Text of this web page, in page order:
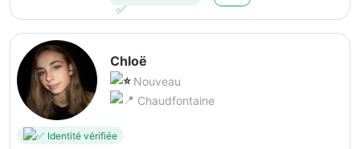
Chloë
Nouveau
Chaudfontaine
Identité vérifiée